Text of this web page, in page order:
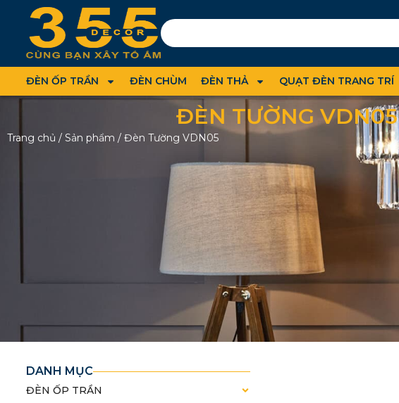
ĐÈN ỐP TRẦN ĐÈN CHÙM ĐÈN THẢ QUẠT ĐÈN TRANG TRÍ
ĐÈN TƯỜNG VDN05
Trang chủ / Sản phẩm / Đèn Tường VDN05
DANH MỤC
ĐÈN ỐP TRẦN